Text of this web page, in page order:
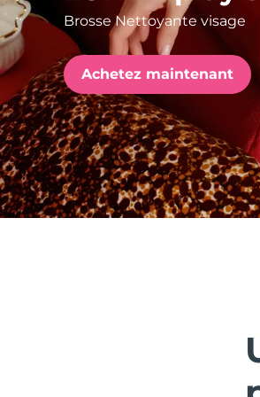
Brosse Nettoyante visage
Achetez maintenant
issa™ Teeth Whitening Set
FAQ™ Dual LED Panel
POPULAIRE